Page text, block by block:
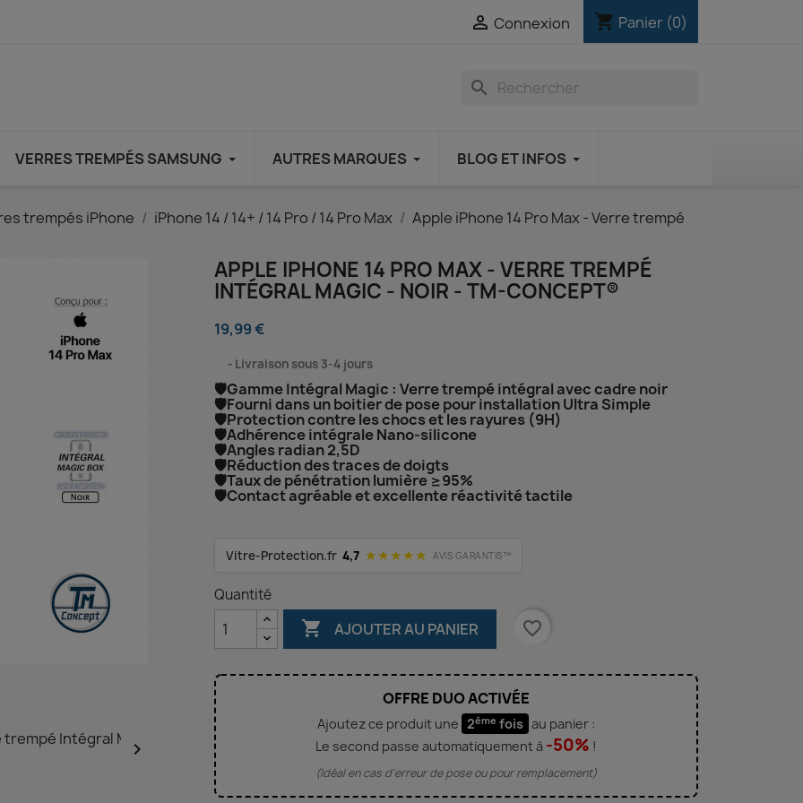
 Connexion shopping_cart Panier (0)
search
VERRES TREMPÉS SAMSUNG AUTRES MARQUES BLOG ET INFOS
trempés iPhone iPhone 14 / 14+ / 14 Pro / 14 Pro Max Apple iPhone 14 Pro Max - Verre trempé

APPLE IPHONE 14 PRO MAX - VERRE TREMPÉ
INTÉGRAL MAGIC - NOIR - TM-CONCEPT®
19,99 €
Livraison sous 3-4 jours
🛡️Gamme Intégral Magic : Verre trempé intégral avec cadre noir
🛡️Fourni dans un boitier de pose pour installation Ultra Simple
🛡️Protection contre les chocs et les rayures (9H)
🛡️Adhérence intégrale Nano-silicone
🛡️Angles radian 2,5D
🛡️Réduction des traces de doigts
🛡️Taux de pénétration lumière ≥95%
🛡️Contact agréable et excellente réactivité tactile
Vitre-Protection.fr 4,7 ★★★★★ AVIS GARANTIS™
Quantité
 AJOUTER AU PANIER favorite_border
OFFRE DUO ACTIVÉE
Ajoutez ce produit une 2ème fois au panier :
Le second passe automatiquement à -50% !
(Idéal en cas d'erreur de pose ou pour remplacement)